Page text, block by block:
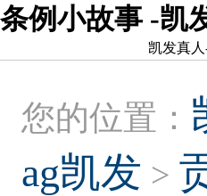
条例小故事 -凯
凯发真
您的位置：
ag凯发 >